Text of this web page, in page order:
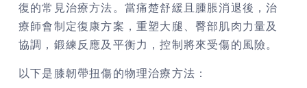
復的常見治療方法。當痛楚舒緩且腫脹消退後，治
療師會制定復康方案，重塑大腿、臀部肌肉力量及
協調，鍛練反應及平衡力，控制將來受傷的風險。
以下是膝韌帶扭傷的物理治療方法：